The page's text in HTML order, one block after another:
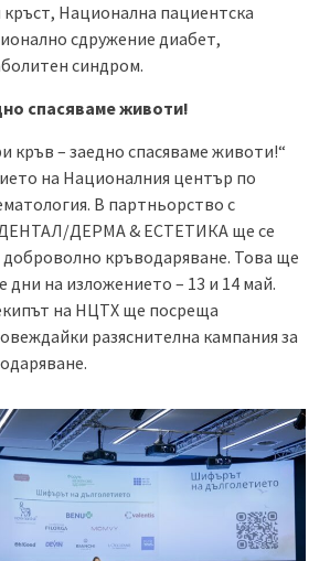
кръст, Национална пациентска
сдружение диабет,
синдром.
спасяваме животи!
кръв – заедно спасяваме животи!“
на Националния център по
В партньорство с
ДЕРМА & ЕСТЕТИКА ще се
кръводаряване. Това ще
дни на изложението – 13 и 14 май.
на НЦТХ ще посреща
разяснителна кампания за